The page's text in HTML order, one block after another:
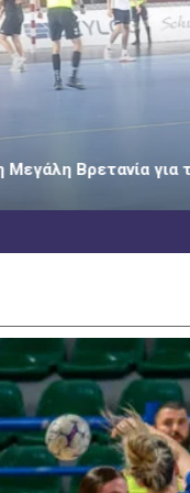
στη Γεωργία, στον